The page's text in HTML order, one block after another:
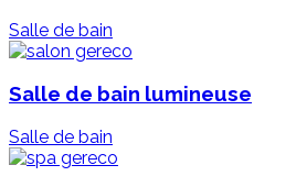
Salle de bain
Salle de bain lumineuse
Salle de bain